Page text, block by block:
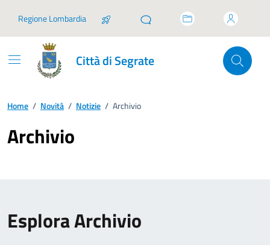
Regione Lombardia
Città di Segrate
Home / Novità / Notizie / Archivio
Archivio
Esplora Archivio